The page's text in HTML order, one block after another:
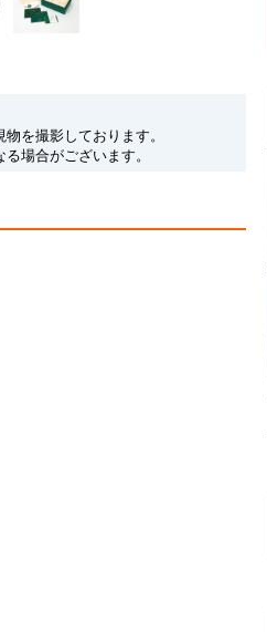
を撮影しております。
場合がございます。